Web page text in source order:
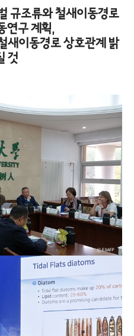
규조류와 철새이동경로
연구 계획,
새이동경로 상호관계 밝
것